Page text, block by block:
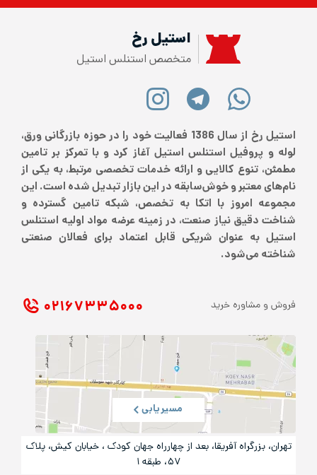
استیل رخ
متخصص استنلس استیل
استیل رخ از سال 1386 فعالیت خود را در حوزه بازرگانی ورق،
لوله و پروفیل استنلس استیل آغاز کرد و با تمرکز بر تامین
مطمئن، تنوع کالایی و ارائه خدمات تخصصی مرتبط، به یکی از
نام‌های معتبر و خوش‌سابقه در این بازار تبدیل شده است. این
مجموعه امروز با اتکا به تخصص، شبکه تامین گسترده و
شناخت دقیق نیاز صنعت، در زمینه عرضه مواد اولیه استنلس
استیل به عنوان شریکی قابل اعتماد برای فعالان صنعتی
شناخته می‌شود.
فروش و مشاوره خرید ۰۲۱ ۶۷۳۳۵۰۰۰
مسیریابی
تهران، بزرگراه آفریقا، بعد از چهارراه جهان کودک ، خیابان کیش، پلاک
۵۷، طبقه ۱